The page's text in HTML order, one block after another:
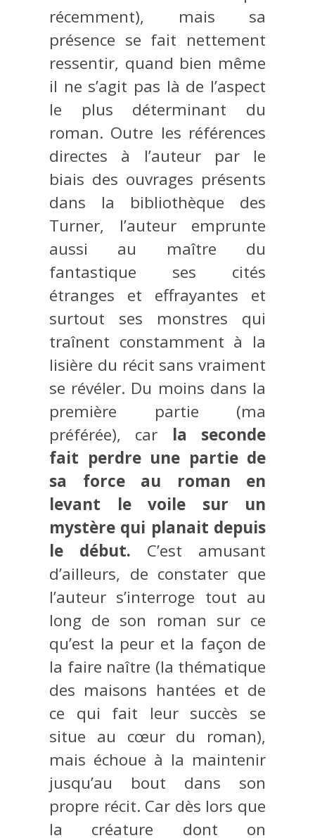
récemment), mais sa
présence se fait nettement
ressentir, quand bien même
il ne s’agit pas là de l’aspect
le plus déterminant du
roman. Outre les références
directes à l’auteur par le
biais des ouvrages présents
dans la bibliothèque des
Turner, l’auteur emprunte
aussi au maître du
fantastique ses cités
étranges et effrayantes et
surtout ses monstres qui
traînent constamment à la
lisière du récit sans vraiment
se révéler. Du moins dans la
première partie (ma
préférée), car la seconde
fait perdre une partie de
sa force au roman en
levant le voile sur un
mystère qui planait depuis
le début. C’est amusant
d’ailleurs, de constater que
l’auteur s’interroge tout au
long de son roman sur ce
qu’est la peur et la façon de
la faire naître (la thématique
des maisons hantées et de
ce qui fait leur succès se
situe au cœur du roman),
mais échoue à la maintenir
jusqu’au bout dans son
propre récit. Car dès lors que
la créature dont on